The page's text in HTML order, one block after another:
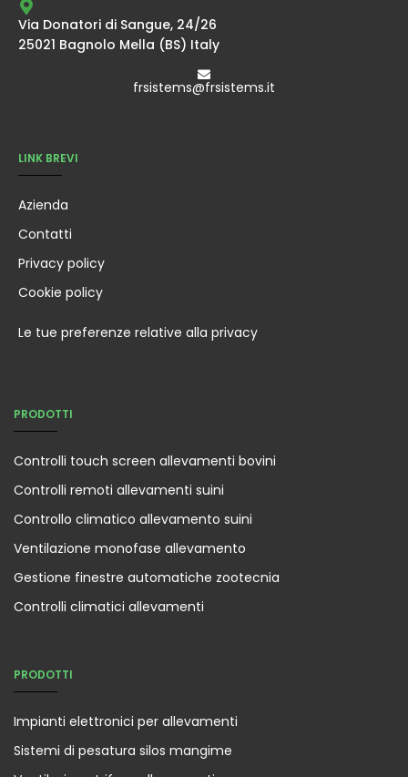
Via Donatori di Sangue, 24/26
25021 Bagnolo Mella (BS) Italy
frsistems@frsistems.it
LINK BREVI
Azienda
Contatti
Privacy policy
Cookie policy
Le tue preferenze relative alla privacy
PRODOTTI
Controlli touch screen allevamenti bovini
Controlli remoti allevamenti suini
Controllo climatico allevamento suini
Ventilazione monofase allevamento
Gestione finestre automatiche zootecnia
Controlli climatici allevamenti
PRODOTTI
Impianti elettronici per allevamenti
Sistemi di pesatura silos mangime